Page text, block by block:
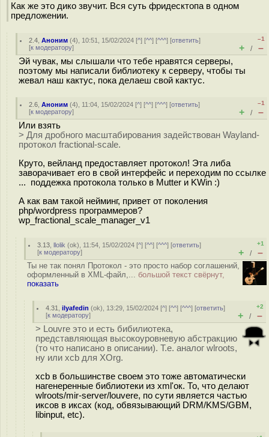
Как же это дико звучит. Вся суть фридесктопа в одном
предложении.
2.4 ,Аноним (4), 10:51, 15/02/2024 [^] [^^] [^^^] [ответить]
[к модератору]
–1
+ / –
Эй чувак, мы слышали что тебе нравятся серверы,
поэтому мы написали библиотеку к серверу, чтобы ты
жевал наш кактус, пока делаеш свой кактус.
2.6 ,Аноним (4), 11:04, 15/02/2024 [^] [^^] [^^^] [ответить]
[к модератору]
–1
+ / –
Или взять
> Для дробного масштабирования задействован Wayland-
протокол fractional-scale.
Круто, вейланд предоставляет протокол! Эта либа
заворачивает его в свой интерфейс и переходим по ссылке
... поддежка протокола только в Mutter и KWin :)
А как вам такой нейминг, привет от поколения
php/wordpress программеров?
wp_fractional_scale_manager_v1
3.13 ,llolik (ok), 11:54, 15/02/2024 [^] [^^] [^^^] [ответить]
[к модератору]
+1
+ / –
Ты не так понял Протокол - это просто набор соглашений,
оформленный в XML-файл,... большой текст свёрнут,
показать
4.31 ,ilyafedin (ok), 13:29, 15/02/2024 [^] [^^] [^^^] [ответить]
[к модератору]
+2
+ / –
> Louvre это и есть бибилиотека,
представляющая высокоуровневую абстракцию
(то что написано в описании). Т.е. аналог wlroots,
ну или xcb для XOrg.
xcb в большинстве своем это тоже автоматически
нагенеренные библиотеки из xml'ок. То, что делают
wlroots/mir-server/louvere, по сути является частью
иксов в иксах (код, обвязывающий DRM/KMS/GBM,
libinput, etc).